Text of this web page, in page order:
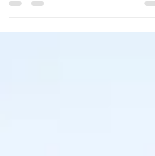
Illertissen eine hohe Niederlage
UNSERE Zweite...